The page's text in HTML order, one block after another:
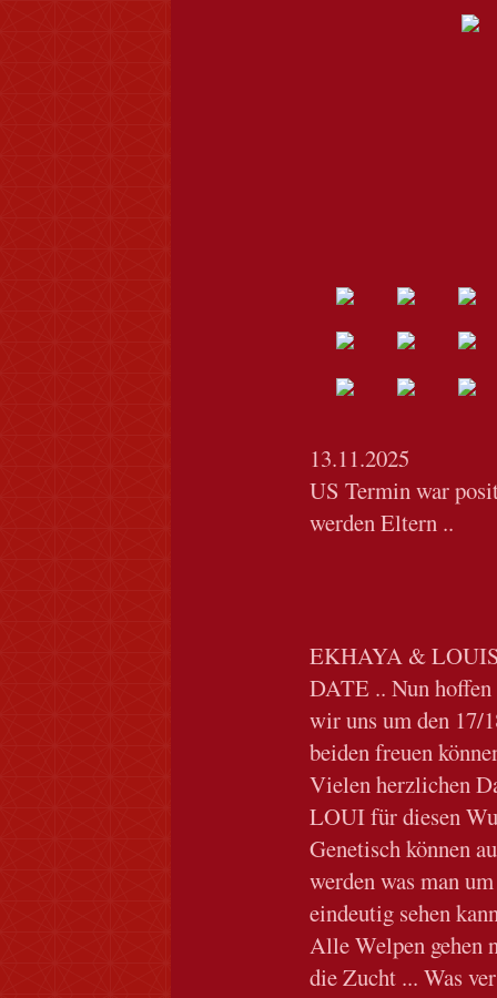
13.11.2025
US Termin war
werden Eltern ..
EKHAYA & LOUIS
DATE .. Nun
wir uns um den 17/
beiden freuen
Vielen herzlichen
LOUI für diesen
Genetisch können
werden was man
eindeutig sehen
Alle Welpen gehen
die Zucht ... Was